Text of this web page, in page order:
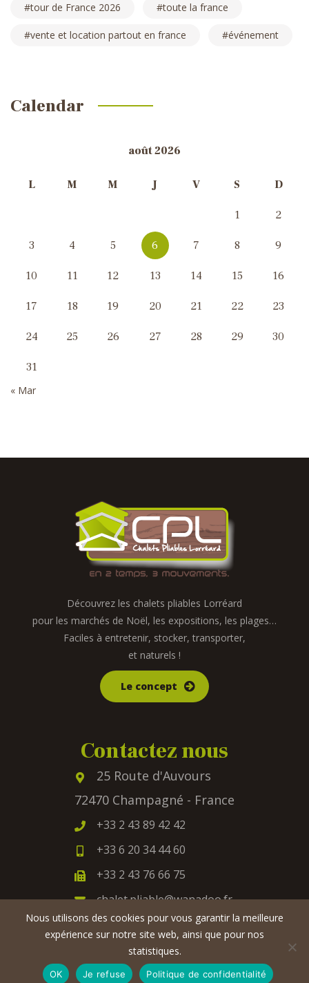
tour de France 2026 toute la france
vente et location partout en france événement
Calendar
août 2026
L M M J V S D
1 2
3 4 5 6 7 8 9
10 11 12 13 14 15 16
17 18 19 20 21 22 23
24 25 26 27 28 29 30
31
« Mar
Découvrez les chalets pliables Lorréard
pour les marchés de Noël, les expositions, les plages…
Faciles à entretenir, stocker, transporter,
et naturels !
Le concept
Contactez nous
25 Route d'Auvours
72470 Champagné - France
+33 2 43 89 42 42
+33 6 20 34 44 60
+33 2 43 76 66 75
chalet.pliable@wanadoo.fr
Infos légales-RGPD-Plan de site
2022 © Les chalets CPL
Nous utilisons des cookies pour vous garantir la meilleure
expérience sur notre site web, ainsi que pour nos
statistiques.
OK Je refuse Politique de confidentialité